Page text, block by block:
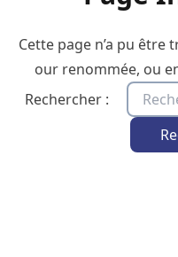
Cette page n’a pu être
our renommée, ou
Rechercher :